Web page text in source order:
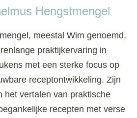
Hengstmengel
meestal Wim genoemd,
praktijkervaring in
met een sterke focus op
receptontwikkeling. Zijn
het vertalen van praktische
recepten met verse